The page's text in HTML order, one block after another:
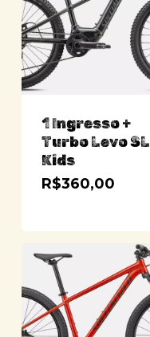
1 Ingresso +
Turbo Levo SL
Kids
R$360,00